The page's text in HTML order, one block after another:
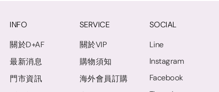
INFO
關於D+AF
最新消息
門市資訊
SERVICE
關於VIP
購物須知
海外會員訂購
SOCIAL
Line
Instagram
Facebook